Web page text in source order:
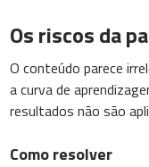
Os riscos da
O conteúdo parece
a curva de
resultados não são
Como resolver